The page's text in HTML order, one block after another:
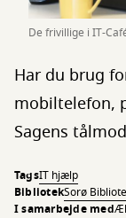
De frivillige i IT-
Har du brug
mobiltelefon,
Sagens
TagsIT hjælp
BibliotekSorø
I samarbejde med